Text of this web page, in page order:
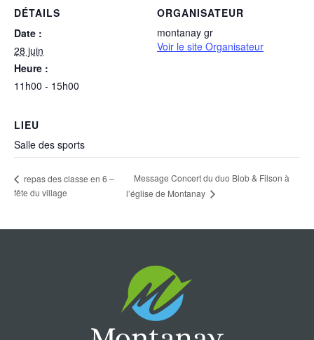
DÉTAILS
Date :
28 juin
Heure :
11h00 - 15h00
ORGANISATEUR
montanay gr
Voir le site Organisateur
LIEU
Salle des sports
repas des classe en 6 –
fête du village
Message Concert du duo Blob & Filson à
l’église de Montanay